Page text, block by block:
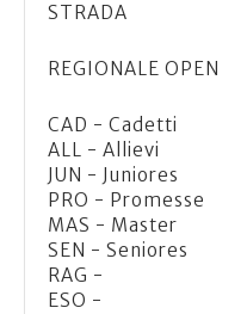
STRADA
REGIONALE OPEN
CAD - Cadetti
ALL - Allievi
JUN - Juniores
PRO - Promesse
MAS - Master
SEN - Seniores
RAG -
ESO -